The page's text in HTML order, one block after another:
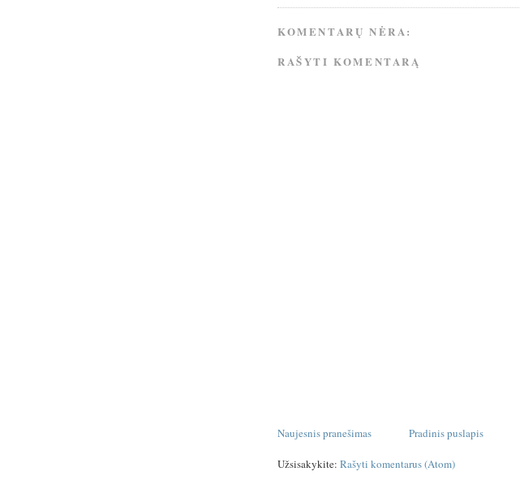
KOMENTARŲ NĖRA:
RAŠYTI KOMENTARĄ
Naujesnis pranešimas Pradinis puslapis
Užsisakykite: Rašyti komentarus (Atom)